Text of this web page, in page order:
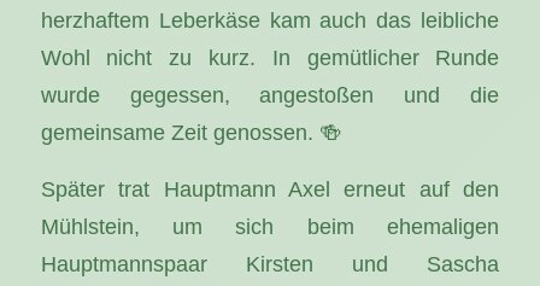
herzhaftem Leberkäse kam auch das leibliche
Wohl nicht zu kurz. In gemütlicher Runde
wurde gegessen, angestoßen und die
gemeinsame Zeit genossen. 🍻
Später trat Hauptmann Axel erneut auf den
Mühlstein, um sich beim ehemaligen
Hauptmannspaar Kirsten und Sascha